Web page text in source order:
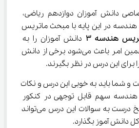
دانش آموزان دوازدهم ریاضی،
در این پایه با مبحث ماتریس
هندسه ۳
دانش آموزان را به
چالش می‌کشد و همین امر باعث می‌شود برخی از دانش
برای این درس در نظر بگیرند.
و شما باید به خوبی این درس و نکات
هندسه سهم قابل توجهی در کنکور
سراسری دارد و پاسخ درست به سوالات این درس می‌تواند
دانش آموز بگذارد.